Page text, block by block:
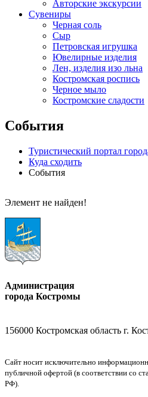
Авторские экскурсии
Сувениры
Черная соль
Сыр
Петровская игрушка
Ювелирные изделия
Лен, изделия изо льна
Костромская роспись
Черное мыло
Костромские сладости
События
Туристический портал
Куда сходить
События
Элемент не найден!
Администрация
города Костромы
156000 Костромская область г.
Сайт носит исключительно
публичной офертой (в соответствии со
РФ).